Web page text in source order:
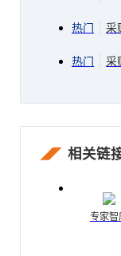
热门 采
热门 采
相关链
专家智